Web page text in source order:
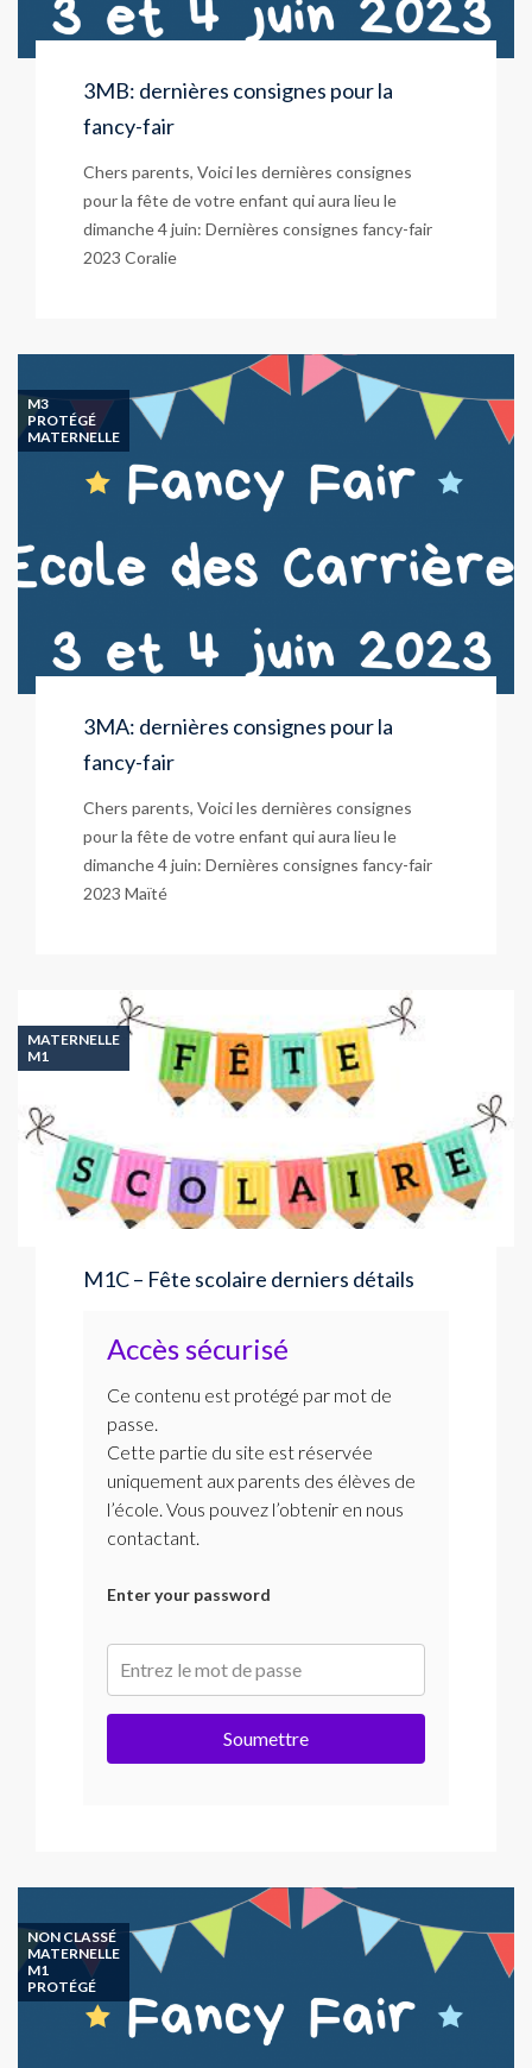
3MB: dernières consignes pour la
fancy-fair
Chers parents, Voici les dernières consignes
pour la fête de votre enfant qui aura lieu le
dimanche 4 juin: Dernières consignes fancy-fair
2023 Coralie
M3
PROTÉGÉ
MATERNELLE
3MA: dernières consignes pour la
fancy-fair
Chers parents, Voici les dernières consignes
pour la fête de votre enfant qui aura lieu le
dimanche 4 juin: Dernières consignes fancy-fair
2023 Maïté
MATERNELLE
M1
M1C – Fête scolaire derniers détails
Accès sécurisé
Ce contenu est protégé par mot de
passe.
Cette partie du site est réservée
uniquement aux parents des élèves de
l’école. Vous pouvez l’obtenir en nous
contactant.
Enter your password
Soumettre
NON CLASSÉ
MATERNELLE
M1
PROTÉGÉ